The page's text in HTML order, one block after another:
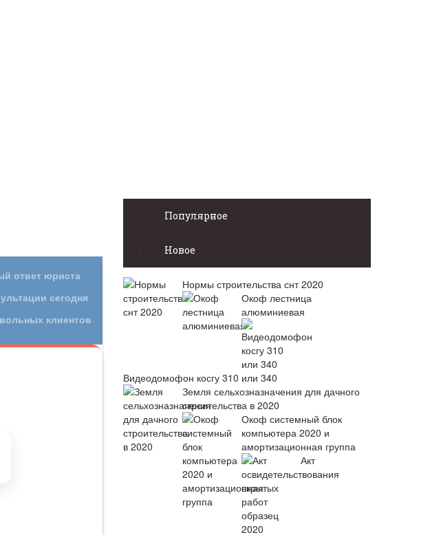
Популярное
Новое
Нормы строительства снт 2020
Окоф лестница
алюминиевая
Видеодомофон косгу 310 или 340
Земля сельхозназначения для дачного
строительства в 2020
Окоф системный блок
компьютера 2020 и
амортизационная группа
Акт